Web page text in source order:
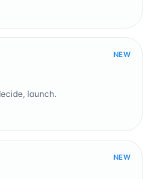
NEW
launch.
NEW